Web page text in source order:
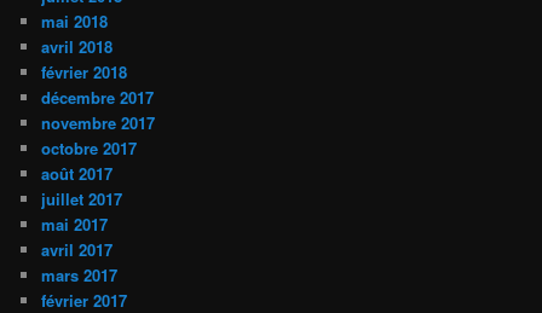
mai 2018
avril 2018
février 2018
décembre 2017
novembre 2017
octobre 2017
août 2017
juillet 2017
mai 2017
avril 2017
mars 2017
février 2017